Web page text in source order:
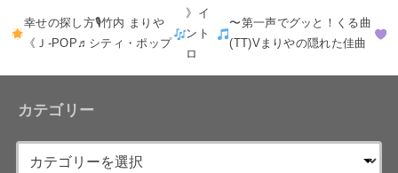
幸せの探し方🎙竹内 まりや
《Ｊ-POP♬シティ・ポップ
》イ
ント
ロ
〜第一声でグッと！くる曲
(TT)Vまりやの隠れた佳曲
カテゴリー